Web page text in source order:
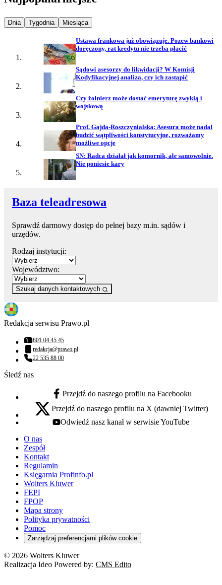
Najpopularniejsze wiadomości z
Dnia Najpopularniejsze wiadomości z
Tygodnia Najpopularniejsze wiadomości z
Miesiąca
Ustawa frankowa już obowiązuje. Pozew bankowi
doręczony, rat kredytu nie trzeba płacić
Sądowi asesorzy do likwidacji? W Komisji
Kodyfikacyjnej analiza, czy ich zastąpić
Czy żołnierz może dostać emeryturę zwykłą i
wojskową
Prof. Gajda-Roszczynialska: Asesura może nadal
budzić wątpliwości konstytucyjne, rozważamy
możliwe opcje
SN: Radca działał jak komornik, ale samowolnie.
Nie poniesie kary
Baza teleadresowa
Sprawdź darmowy dostęp do pełnej bazy m.in. sądów i
urzędów.
Rodzaj instytucji:
Województwo:
Szukaj danych kontaktowych
Redakcja serwisu Prawo.pl
Numer telefonu:
801 04 45 45
Adres email:
redakcja@prawo.pl
Numer telefonu:
22 535 88 00
Śledź nas
facebook - otwiera się w nowej karcie
Przejdź do naszego profilu na Facebooku
x - otwiera się w nowej karcie
Przejdź do naszego profilu na X (dawniej Twitter)
youtube - otwiera się w nowej karcie
Odwiedź nasz kanał w serwisie YouTube
O nas
Zespół
Kontakt
Regulamin
Księgarnia Profinfo.pl
Wolters Kluwer
FEPI
FPOP
Mapa strony
Polityka prywatności
Pomoc
Zarządzaj preferencjami plików cookie
© 2026 Wolters Kluwer
Realizacja Ideo Powered by: CMS Edito